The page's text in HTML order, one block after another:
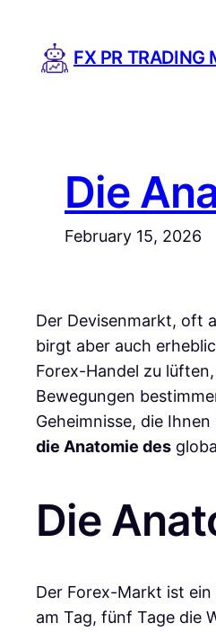
content
FX PR TRADING
Die
February 15, 2026
Der Devisenmarkt, oft
birgt aber auch
Forex-Handel zu
Bewegungen
Geheimnisse, die
die Anatomie des
Die
Der Forex-Markt ist
am Tag, fünf Tage die